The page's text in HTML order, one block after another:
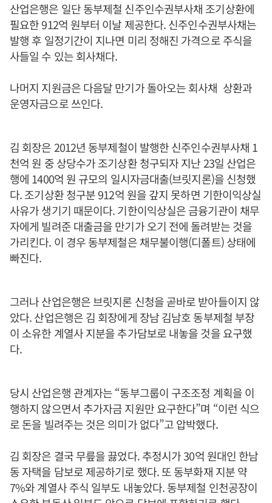
산업은행은 일단 동부제철 신주인수권부사채 조기상환에
필요한 912억 원부터 이날 제공한다. 신주인수권부사채는
발행 후 일정기간이 지나면 미리 정해진 가격으로 주식을
사들일 수 있는 회사채다.
나머지 지원금은 다음달 만기가 돌아오는 회사채 상환과
운영자금으로 쓰인다.
김 회장은 2012년 동부제철이 발행한 신주인수권부사채 1
천억 원 중 상당수가 조기상환 청구되자 지난 23일 산업은
행에 1400억 원 규모의 일시자금대출(브릿지론)을 신청했
다. 조기상환 청구분 912억 원을 갚지 못하면 기한이익상실
사유가 생기기 때문이다. 기한이익상실은 금융기관이 채무
자에게 빌려준 대출금을 만기가 오기 전에 돌려받는 것을
가리킨다. 이 경우 동부제철은 채무불이행(디폴트) 상태에
빠진다.
그러나 산업은행은 브릿지론 신청을 곧바로 받아들이지 않
았다. 산업은행은 김 회장에게 장남 김남호 동부제철 부장
이 소유한 계열사 지분을 추가담보로 내놓을 것을 요구했
다.
당시 산업은행 관계자는 “동부그룹이 구조조정 계획을 이
행하지 않으면서 추가자금 지원만 요구한다”며 “이런 식으
로 돈을 빌려주는 것은 의미가 없다”고 압박했다.
김 회장은 결국 무릎을 끓었다. 추정시가 30억 원대인 한남
동 자택을 담보로 제공하기로 했다. 또 동부화재 지분 약
7%와 계열사 주식 일부도 내놓았다. 동부제철 인천공장이